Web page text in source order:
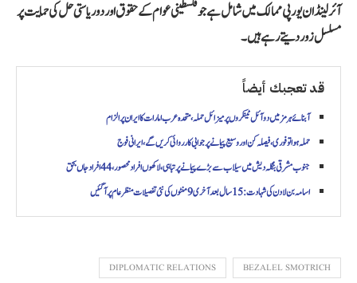
آئرلینڈ ان یورپی ممالک میں شامل ہے جو فلسطینی عوام کے حقوق اور دو ریاستی حل کی حمایت پر
مسلسل زور دیتے رہے ہیں۔
قد تعجبك أيضاً
آبنائے ہرمز میں دو آئل ٹینکروں پر میزائل حملہ، متحدہ عرب امارات کا ایران پر الزام
حملہ ہوا تو فوری، فیصلہ کن اور وسیع پیمانے پر جوابی کارروائی کریں گے، ایرانی فوج
جنوب مشرقی بنگلہ دیش میں سیلاب سے بڑے پیمانے پر تباہی، لاکھوں افراد محصور، 44 افراد جاں بحق
اسامہ بن لادن کی شہادت: 15 سال بعد آخری 9 منٹوں کی نئی تفصیلات منظر عام پر آ گئیں
BEZALEL SMOTRICH
DIPLOMATIC RELATIONS